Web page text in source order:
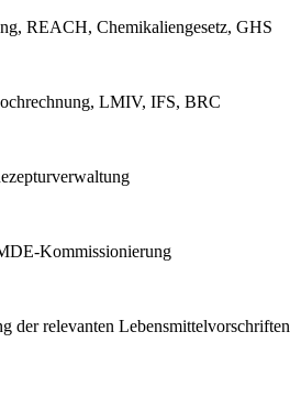
REACH, Chemikaliengesetz, GHS
LMIV, IFS, BRC
Kommissionierung
der relevanten Lebensmittelvorschriften